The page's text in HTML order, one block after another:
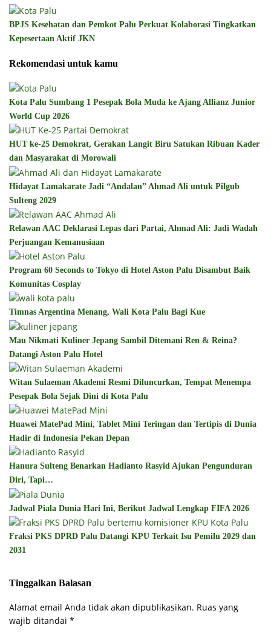
BPJS Kesehatan dan Pemkot Palu Perkuat Kolaborasi Tingkatkan
Kepesertaan Aktif JKN
Rekomendasi untuk kamu
Kota Palu Sumbang 1 Pesepak Bola Muda ke Ajang Allianz Junior
World Cup 2026
HUT ke-25 Demokrat, Gerakan Langit Biru Satukan Ribuan Kader
dan Masyarakat di Morowali
Hidayat Lamakarate Jadi “Andalan” Ahmad Ali untuk Pilgub
Sulteng 2029
Relawan AAC Deklarasi Lepas dari Partai, Ahmad Ali: Jadi Wadah
Perjuangan Kemanusiaan
Program 60 Seconds to Tokyo di Hotel Aston Palu Disambut Baik
Komunitas Cosplay
Timnas Argentina Menang, Wali Kota Palu Bagi Kue
Mau Nikmati Kuliner Jepang Sambil Ditemani Ren & Reina?
Datangi Aston Palu Hotel
Witan Sulaeman Akademi Resmi Diluncurkan, Tempat Menempa
Pesepak Bola Sejak Dini di Kota Palu
Huawei MatePad Mini, Tablet Mini Teringan dan Tertipis di Dunia
Hadir di Indonesia Pekan Depan
Hanura Sulteng Benarkan Hadianto Rasyid Ajukan Pengunduran
Diri, Tapi…
Jadwal Piala Dunia Hari Ini, Berikut Jadwal Lengkap FIFA 2026
Fraksi PKS DPRD Palu Datangi KPU Terkait Isu Pemilu 2029 dan
2031
Tinggalkan Balasan
Alamat email Anda tidak akan dipublikasikan. Ruas yang
wajib ditandai *